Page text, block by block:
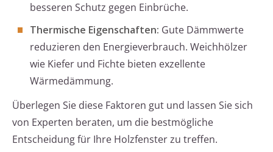
besseren Schutz gegen Einbrüche.
Thermische Eigenschaften: Gute Dämmwerte
reduzieren den Energieverbrauch. Weichhölzer
wie Kiefer und Fichte bieten exzellente
Wärmedämmung.
Überlegen Sie diese Faktoren gut und lassen Sie sich
von Experten beraten, um die bestmögliche
Entscheidung für Ihre Holzfenster zu treffen.